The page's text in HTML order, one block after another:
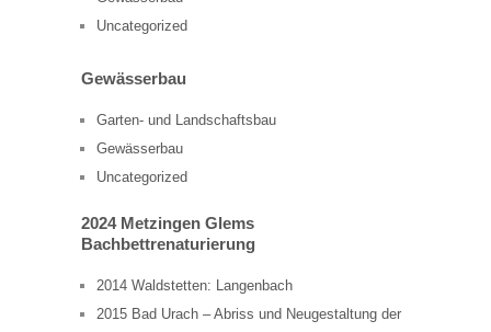
Uncategorized
Gewässerbau
Garten- und Landschaftsbau
Gewässerbau
Uncategorized
2024 Metzingen Glems
Bachbettrenaturierung
2014 Waldstetten: Langenbach
2015 Bad Urach – Abriss und Neugestaltung der